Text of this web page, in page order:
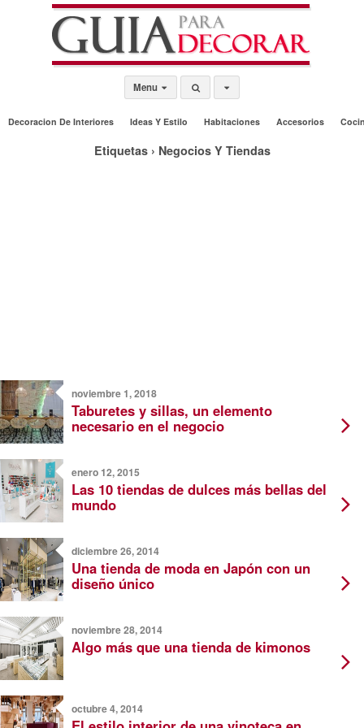
Menu
Decoracion De Interiores Ideas Y Estilo Habitaciones Accesorios
Etiquetas › Negocios Y Tiendas
noviembre 1, 2018
Taburetes y sillas, un elemento
necesario en el negocio
enero 12, 2015
Las 10 tiendas de dulces más bellas del
mundo
diciembre 26, 2014
Una tienda de moda en Japón con un
diseño único
noviembre 28, 2014
Algo más que una tienda de kimonos
octubre 4, 2014